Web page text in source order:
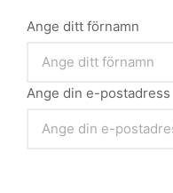
Ange ditt förnamn
Ange din e-postadress